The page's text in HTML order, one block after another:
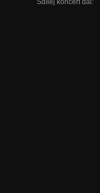
Sdílej koncert dál: